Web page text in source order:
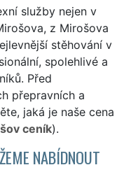
služby nejen v
z Mirošova
stěhování v
spolehlivé a
Před
přepravních a
jaká je naše cena
ceník).
NABÍDNOUT